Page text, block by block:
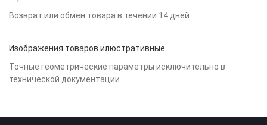
Возврат или обмен товара в течении 14 дней
Изображения товаров илюстративные
Точные геометрические параметры исключительно в
технической документации